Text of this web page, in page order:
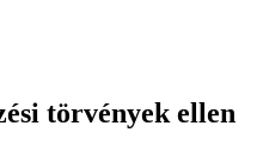
törvények ellen